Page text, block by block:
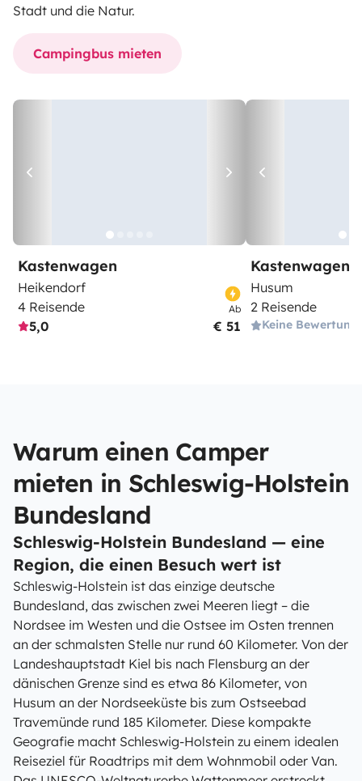
Stadt und die Natur.
Campingbus mieten
Kastenwagen
Heikendorf
4 Reisende
5,0
Ab
€ 51
Kastenwagen
Husum
2 Reisende
Keine Bewertung
Warum einen Camper
mieten in Schleswig-Holstein
Bundesland
Schleswig-Holstein Bundesland — eine
Region, die einen Besuch wert ist
Schleswig-Holstein ist das einzige deutsche
Bundesland, das zwischen zwei Meeren liegt – die
Nordsee im Westen und die Ostsee im Osten trennen
an der schmalsten Stelle nur rund 60 Kilometer. Von der
Landeshauptstadt Kiel bis nach Flensburg an der
dänischen Grenze sind es etwa 86 Kilometer, von
Husum an der Nordseeküste bis zum Ostseebad
Travemünde rund 185 Kilometer. Diese kompakte
Geografie macht Schleswig-Holstein zu einem idealen
Reiseziel für Roadtrips mit dem Wohnmobil oder Van.